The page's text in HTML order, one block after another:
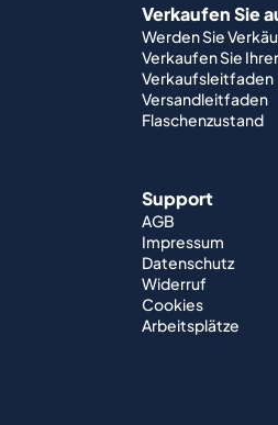
Verkaufen Sie
Werden Sie
Verkaufen Sie
Verkaufsleitfaden
Versandleitfaden
Flaschenzustand
Support
AGB
Impressum
Datenschutz
Widerruf
Cookies
Arbeitsplätze